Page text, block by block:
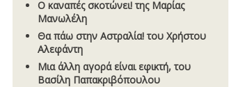
Ο καναπές σκοτώνει! της Μαρίας
Μανωλέλη
Θα πάω στην Αστραλία! του Χρήστου
Αλεφάντη
Μια άλλη αγορά είναι εφικτή, του
Βασίλη Παπακριβόπουλου